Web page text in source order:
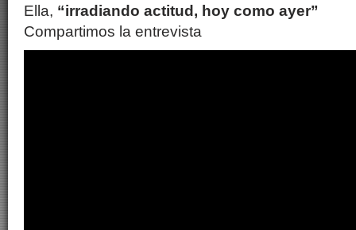
Ella, “irradiando actitud, hoy como ayer”
Compartimos la entrevista